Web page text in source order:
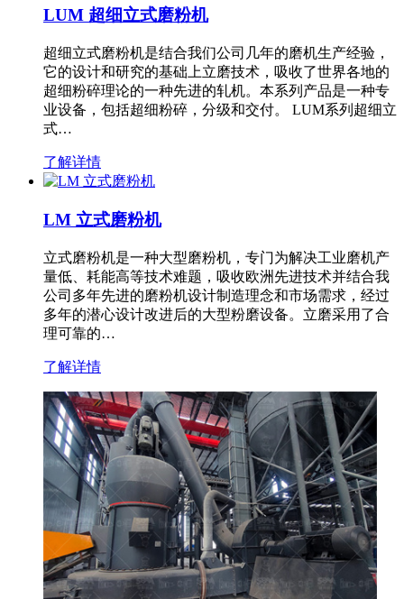
LUM 超细立式磨粉机
超细立式磨粉机是结合我们公司几年的磨机生产经验，
它的设计和研究的基础上立磨技术，吸收了世界各地的
超细粉碎理论的一种先进的轧机。本系列产品是一种专
业设备，包括超细粉碎，分级和交付。 LUM系列超细立
式…
了解详情
LM 立式磨粉机
立式磨粉机是一种大型磨粉机，专门为解决工业磨机产
量低、耗能高等技术难题，吸收欧洲先进技术并结合我
公司多年先进的磨粉机设计制造理念和市场需求，经过
多年的潜心设计改进后的大型粉磨设备。立磨采用了合
理可靠的…
了解详情